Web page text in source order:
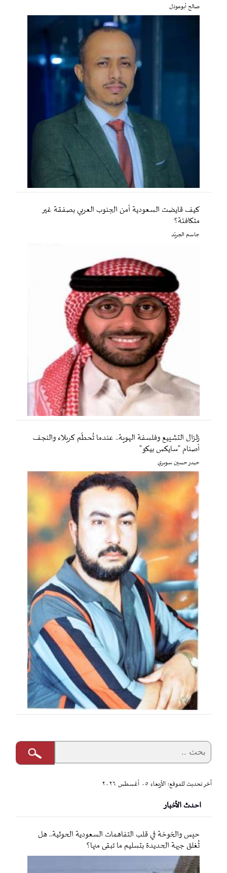
صالح أبوعوذل
كيف قايضت السعودية أمن الجنوب العربي بصفقة غير
متكافئة؟
جاسم الجريّد
زلزال التشييع وفلسفة الهوية.. عندما تُحطّم كربلاء والنجف
أصنام "سايكس بيكو"
حيدر حسين سويري
آخر تحديث للموقع: الأربعاء ٠٥ أغسطس ٢٠٢٦
احدث الأخبار
حيس والخوخة في قلب التفاهمات السعودية الحوثية.. هل
تُغلق جبهة الحديدة بتسليم ما تبقى منها؟